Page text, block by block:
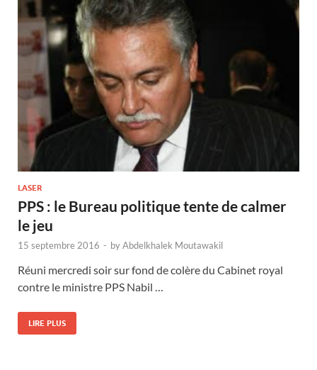
LASER
PPS : le Bureau politique tente de calmer
le jeu
15 septembre 2016 - byAbdelkhalek Moutawakil
Réuni mercredi soir sur fond de colère du Cabinet royal
contre le ministre PPS Nabil …
LIRE PLUS